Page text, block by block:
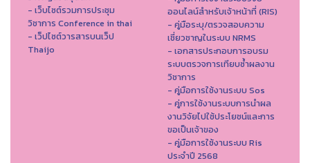
- เว็บไซต์รวมการประชุม
วิชาการ Conference in thai
- เว็ปไซต์วารสารบนเว็ป
Thaijo
ออนไลน์สำหรับเจ้าหน้าที่ (RIS)
- คู่มือระบุ/ตรวจสอบความ
เชี่ยวชาญในระบบ NRMS
- เอกสารประกอบการอบรม
ระบบตรวจการเทียบซ้ำผลงาน
วิชาการ
- คู่มือการใช้งานระบบ Sos
- คู่การใช้งานระบบการนำผล
งานวิจัยไปใช้ประโยชน์และการ
ขอเป็นเจ้าของ
- คู่มือการใช้งานระบบ Ris
ประจำปี 2568